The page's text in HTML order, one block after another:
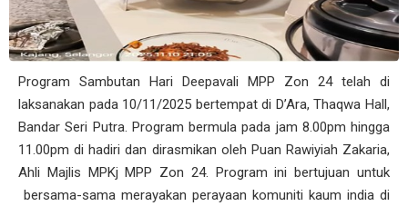
Program Sambutan Hari Deepavali MPP Zon 24 telah di
laksanakan pada 10/11/2025 bertempat di D’Ara, Thaqwa Hall,
Bandar Seri Putra. Program bermula pada jam 8.00pm hingga
11.00pm di hadiri dan dirasmikan oleh Puan Rawiyiah Zakaria,
Ahli Majlis MPKj MPP Zon 24. Program ini bertujuan untuk
bersama-sama merayakan perayaan komuniti kaum india di